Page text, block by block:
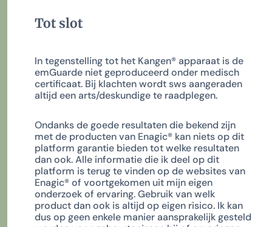
Tot slot
In tegenstelling tot het Kangen®apparaat is de
emGuarde niet geproduceerd onder medisch
certificaat. Bij klachten wordt sws aangeraden
altijd een arts/deskundige te raadplegen.
Ondanks de goede resultaten die bekend zijn
met de producten van Enagic® kan niets op dit
platform garantie bieden tot welke resultaten
dan ook. Alle informatie die ik deel op dit
platform is terug te vinden op de websites van
Enagic®of voortgekomen uit mijn eigen
onderzoek of ervaring. Gebruik van welk
product dan ook is altijd op eigen risico. Ik kan
dus op geen enkele manier aansprakelijk gesteld